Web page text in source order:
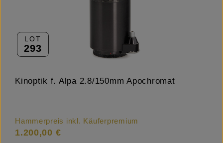
LOT
293
Kinoptik f. Alpa 2.8/150mm Apochromat
Hammerpreis inkl. Käuferpremium
1.200,00 €